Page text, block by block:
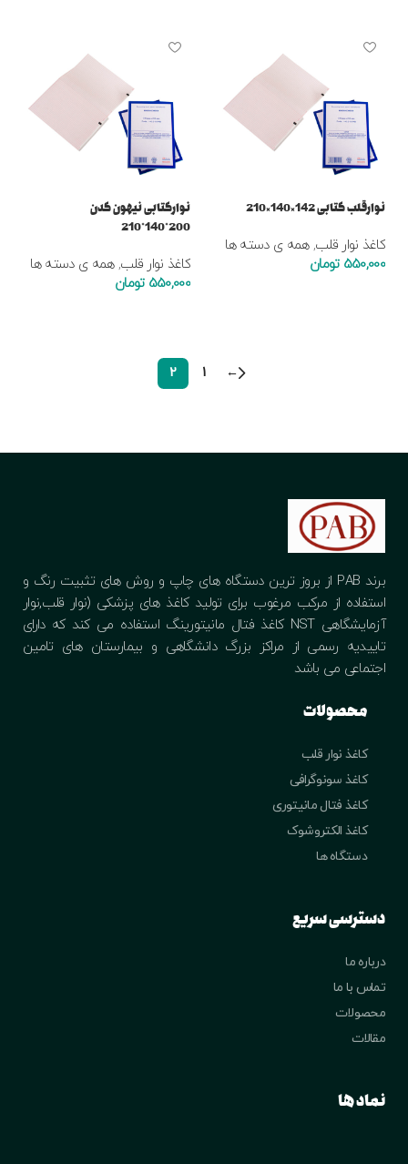
نوارقلب کتابی 142×140×210
کاغذ نوار قلب,همه ی دسته ها
550,000 تومان
نوارکتابی نیهون کدن
200*140*210
کاغذ نوار قلب,همه ی دسته ها
550,000 تومان
←
1
2
برند PAB از بروز ترین دستگاه های چاپ و روش های تثبیت رنگ و
استفاده از مرکب مرغوب برای تولید کاغذ های پزشکی (نوار قلب,نوار
آزمایشگاهی NST کاغذ فتال مانیتورینگ استفاده می کند که دارای
تاییدیه رسمی از مراکز بزرگ دانشگاهی و بیمارستان های تامین
اجتماعی می باشد
محصولات
کاغذ نوار قلب
کاغذ سونوگرافی
کاغذ فتال مانیتوری
کاغذ الکتروشوک
دستگاه ها
دسترسی سریع
درباره ما
تماس با ما
محصولات
مقالات
نماد ها